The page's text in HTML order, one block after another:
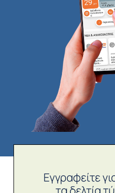
Εγγραφείτε